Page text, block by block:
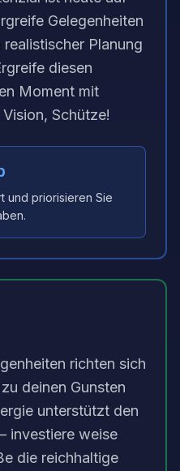
Gelegenheiten
Planung
diesen
Moment mit
Schütze!
und priorisieren Sie
richten sich
deinen Gunsten
unterstützt den
investiere weise
die reichhaltige